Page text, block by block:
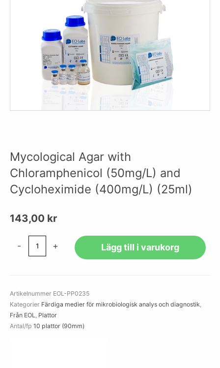
Mycological Agar with
Chloramphenicol (50mg/L) and
Cycloheximide (400mg/L) (25ml)
143,00 kr
-
and
Cycloheximide
(400mg/L)
(25ml)
+ Lägg till i varukorg
Artikelnummer EOL-PP0235
Kategorier Färdiga medier för mikrobiologisk analys och diagnostik,
Från EOL, Plattor
Antal/fp 10 plattor (90mm)